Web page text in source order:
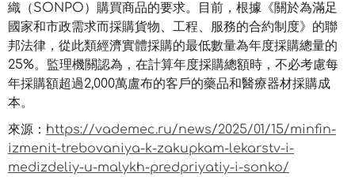
織（SONPO）購買商品的要求。目前，根據《關於為滿足
國家和市政需求而採購貨物、工程、服務的合約制度》的聯
邦法律，從此類經濟實體採購的最低數量為年度採購總量的
25%。監理機關認為，在計算年度採購總額時，不必考慮每
年採購額超過2,000萬盧布的客戶的藥品和醫療器材採購成
本。
來源： https://vademec.ru/news/2025/01/15/minfin-
izmenit-trebovaniya-k-zakupkam-lekarstv-i-
medizdeliy-u-malykh-predpriyatiy-i-sonko/